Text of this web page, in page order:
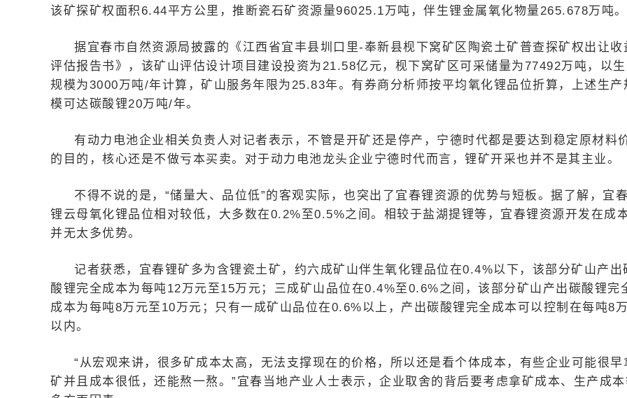
该矿探矿权面积6.44平方公里，推断瓷石矿资源量96025.1万吨，伴生锂金属氧化物量265.678万吨。
据宜春市自然资源局披露的《江西省宜丰县圳口里-奉新县枧下窝矿区陶瓷土矿普查探矿权出让收
评估报告书》，该矿山评估设计项目建设投资为21.58亿元，枧下窝矿区可采储量为77492万吨，以生
规模为3000万吨/年计算，矿山服务年限为25.83年。有券商分析师按平均氧化锂品位折算，上述生产
模可达碳酸锂20万吨/年。
有动力电池企业相关负责人对记者表示，不管是开矿还是停产，宁德时代都是要达到稳定原材料
的目的，核心还是不做亏本买卖。对于动力电池龙头企业宁德时代而言，锂矿开采也并不是其主业。
不得不说的是，“储量大、品位低”的客观实际，也突出了宜春锂资源的优势与短板。据了解，宜
锂云母氧化锂品位相对较低，大多数在0.2%至0.5%之间。相较于盐湖提锂等，宜春锂资源开发在成
并无太多优势。
记者获悉，宜春锂矿多为含锂瓷土矿，约六成矿山伴生氧化锂品位在0.4%以下，该部分矿山产出
酸锂完全成本为每吨12万元至15万元；三成矿山品位在0.4%至0.6%之间，该部分矿山产出碳酸锂完
成本为每吨8万元至10万元；只有一成矿山品位在0.6%以上，产出碳酸锂完全成本可以控制在每吨8
以内。
“从宏观来讲，很多矿成本太高，无法支撑现在的价格，所以还是看个体成本，有些企业可能很早
矿并且成本很低，还能熬一熬。”宜春当地产业人士表示，企业取舍的背后要考虑拿矿成本、生产成本